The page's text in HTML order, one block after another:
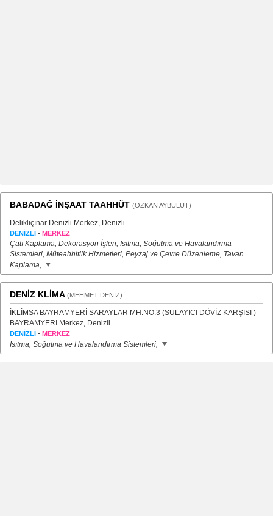
BABADAĞ İNŞAAT TAAHHÜT (ÖZKAN AYBULUT)
Delikliçınar Denizli Merkez, Denizli
DENİZLİ - MERKEZ
Çatı Kaplama, Dekorasyon İşleri, Isıtma, Soğutma ve Havalandırma
Sistemleri, Müteahhitlik Hizmetleri, Peyzaj ve Çevre Düzenleme, Tavan
Kaplama,
DENİZ KLİMA (MEHMET DENİZ)
İKLİMSA BAYRAMYERİ SARAYLAR MH.NO:3 (SULAYICI DÖVİZ KARŞISI )
BAYRAMYERİ Merkez, Denizli
DENİZLİ - MERKEZ
Isıtma, Soğutma ve Havalandırma Sistemleri,